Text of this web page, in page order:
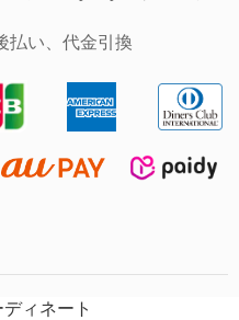
払い、代金引換
ィネート